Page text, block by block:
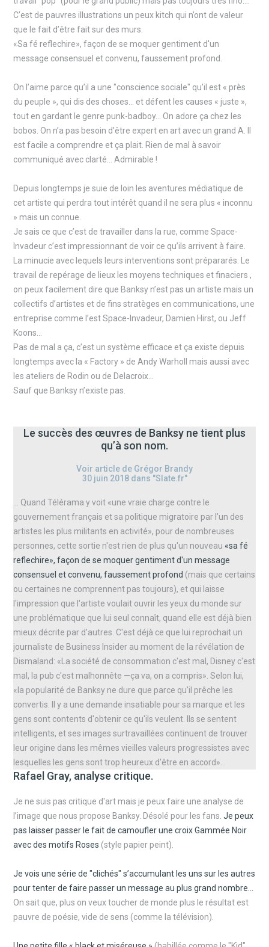
C’est de pauvres illustrations un peux kitch qui n’ont de valeur
que le fait d’être fait sur des murs.
«Sa fé reflechire», façon de se moquer gentiment d'un
message consensuel et convenu, faussement profond.
On l’aime parce qu’il a une "conscience sociale" qu’il est « près
du peuple », qui dis des choses... et défent les causes « juste »,
tout en gardant le genre punk-badboy… On adore ça chez les
bobos. On n’a pas besoin d’être expert en art avec un grand A. Il
est facile a comprendre et ça plait. Rien de mal à savoir
communiqué avec clarté… Admirable !
Depuis longtemps je suie de loin les aventures médiatique de
cet artiste qui perdra tout intérêt quand il ne sera plus « inconnu
» mais un connue.
Je sais ce que c’est de travailler dans la rue, comme Space-
Invadeur c’est impressionnant de voir ce qu’ils arrivent à faire.
La minucie avec lequels leurs interventions sont prépararés. Le
travail de repérage de lieux les moyens techniques et finaciers ,
on peux facilement dire que Banksy n’est pas un artiste mais un
collectifs d’artistes et de fins stratèges en communications, une
entreprise comme l’est Space-Invadeur, Damien Hirst, ou Jeff
Koons…
Pas de mal a ça, c’est un système efficace et ça existe depuis
longtemps avec la « Factory » de Andy Warholl mais aussi avec
les ateliers de Rodin ou de Delacroix…
Sauf que Banksy n’existe pas.
Le succès des œuvres de Banksy ne tient plus
qu’à son nom.
Voir article de Grégor Brandy
30 juin 2018 dans "Slate.fr"
... Quand Télérama y voit «une vraie charge contre le
gouvernement français et sa politique migratoire par l’un des
artistes les plus militants en activité», pour de nombreuses
personnes, cette sortie n'est rien de plus qu'un nouveau «sa fé
reflechire», façon de se moquer gentiment d'un message
consensuel et convenu, faussement profond (mais que certains
ou certaines ne comprennent pas toujours), et qui laisse
l'impression que l'artiste voulait ouvrir les yeux du monde sur
une problématique que lui seul connaît, quand elle est déjà bien
mieux décrite par d'autres. C'est déjà ce que lui reprochait un
journaliste de Business Insider au moment de la révélation de
Dismaland: «La société de consommation c'est mal, Disney c'est
mal, la pub c'est malhonnête —ça va, on a compris». Selon lui,
«la popularité de Banksy ne dure que parce qu'il prêche les
convertis. Il y a une demande insatiable pour sa marque et les
gens sont contents d'obtenir ce qu'ils veulent. Ils se sentent
intelligents, et ses images surtravaillées continuent de trouver
leur origine dans les mêmes vieilles valeurs progressistes avec
lesquelles les gens sont trop heureux d'être en accord»...
Rafael Gray, analyse critique.
Je ne suis pas critique d'art mais je peux faire une analyse de
l’image que nous propose Banksy. Désolé pour les fans.Je peux
pas laisser passer le fait de camoufler une croix Gammée Noir
avec des motifs Roses (style papier peint).
Je vois une série de "clichés" s’accumulant les uns sur les autres
pour tenter de faire passer un message au plus grand nombre…
On sait que, plus on veux toucher de monde plus le résultat est
pauvre de poésie, vide de sens (comme la télévision).